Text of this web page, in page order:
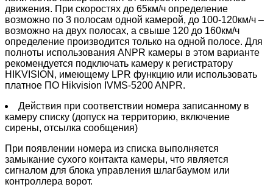
движения. При скоростях до 65км/ч определение
возможно по 3 полосам одной камерой, до 100-120км/ч –
возможно на двух полосах, а свыше 120 до 160км/ч
определение производится только на одной полосе. Для
полноты использования ANPR камеры в этом варианте
рекомендуется подключать камеру к регистратору
HIKVISION, имеющему LPR функцию или использовать
платное ПО Hikvision IVMS-5200 ANPR.
Действия при соответствии номера записанному в
камеру списку (допуск на территорию, включение
сирены, отсылка сообщения)
При появлении номера из списка выполняется
замыкание сухого контакта камеры, что является
сигналом для блока управления шлагбаумом или
контроллера ворот.